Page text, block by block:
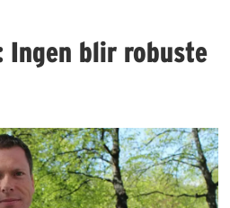
Ingen blir robuste